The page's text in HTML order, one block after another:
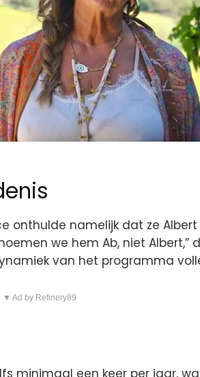
onthulde namelijk dat ze
we hem Ab, niet Albert,”
van het programma
▼ Ad by Refinery89